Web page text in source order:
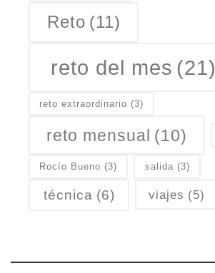
Reto (11)
reto del mes (21)
reto extraordinario (3)
reto mensual (10)
Rocío Bueno (3) salida (3)
técnica (6) viajes (5)